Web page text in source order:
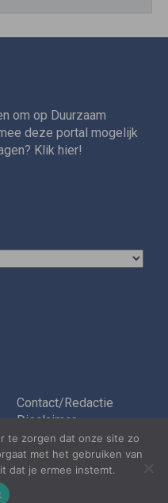
– Responsible
om op Duurzaam
deze portal mogelijk
Klik hier!
Contact/Redactie
Disclaimer
Algemene
te zorgen dat onze site zo
met het gebruiken van
dat je ermee instemt.